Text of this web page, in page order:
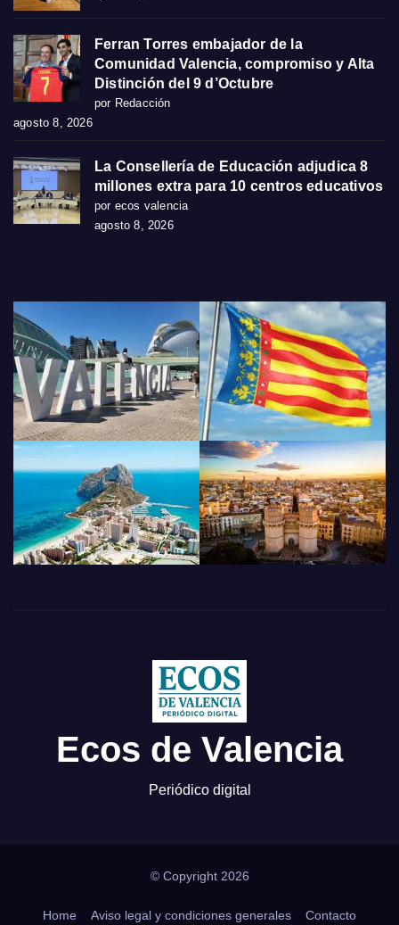
Ferran Torres embajador de la
Comunidad Valencia, compromiso y Alta
Distinción del 9 d’Octubre
por Redacción
agosto 8, 2026
La Consellería de Educación adjudica 8
millones extra para 10 centros educativos
por ecos valencia
agosto 8, 2026
Ecos de Valencia
Periódico digital
© Copyright 2026
Home Aviso legal y condiciones generales Contacto